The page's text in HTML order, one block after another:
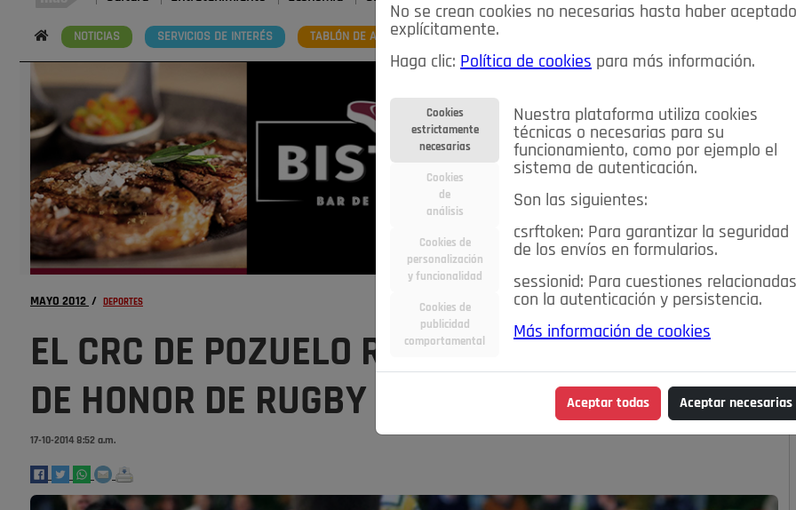
NOTICIAS SERVICIOS DE INTERÉS TABLÓN DE ANUNCIOS MIS ANUNCIOS
MAYO 2012 / DEPORTES
EL CRC DE POZUELO REGRESA A LA DIVISIÓN
DE HONOR DE RUGBY
17-10-2014 8:52 a.m.
No se crean cookies no necesarias hasta haber aceptado
explícitamente.
Haga clic: Política de cookies para más información.
Cookies
estrictamente
necesarias
Cookies
de
análisis
Cookies de
personalización
y funcionalidad
Cookies de
publicidad
comportamental
Nuestra plataforma utiliza cookies
técnicas o necesarias para su
funcionamiento, como por ejemplo el
sistema de autenticación.
Son las siguientes:
csrftoken: Para garantizar la seguridad
de los envíos en formularios.
sessionid: Para cuestiones relacionadas
con la autenticación y persistencia.
Más información de cookies
Aceptar todas Aceptar necesarias